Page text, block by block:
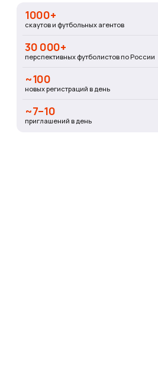
1000+
скаутов и футбольных агентов
30 000+
перспективных футболистов по России
~100
новых регистраций в день
~7–10
приглашений в день